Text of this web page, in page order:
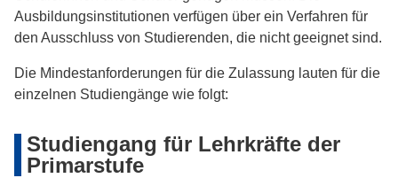
Ausbildungsinstitutionen verfügen über ein Verfahren für
den Ausschluss von Studierenden, die nicht geeignet sind.
Die Mindestanforderungen für die Zulassung lauten für die
einzelnen Studiengänge wie folgt:
Studiengang für Lehrkräfte der
Primarstufe